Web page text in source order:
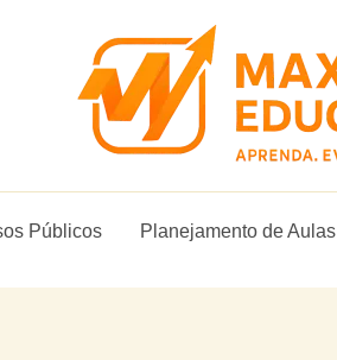
Públicos Planejamento de Aulas